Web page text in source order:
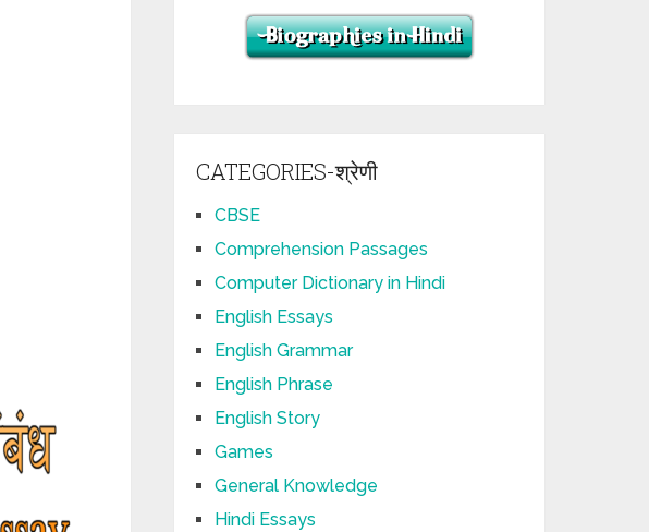
CATEGORIES-श्रेणी
CBSE
Comprehension Passages
Computer Dictionary in Hindi
English Essays
English Grammar
English Phrase
English Story
Games
General Knowledge
Hindi Essays